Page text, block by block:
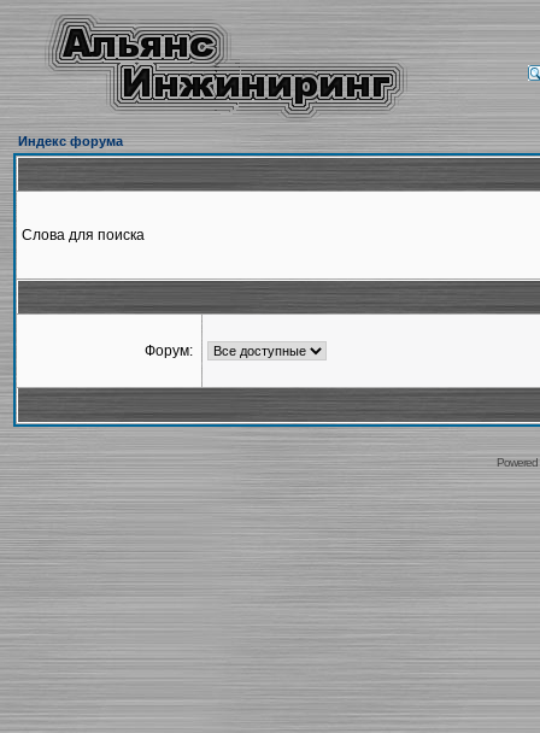
Индекс форума
Слова для поиска
Форум: